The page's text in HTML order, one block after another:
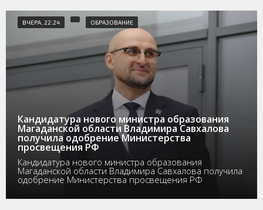
ВЧЕРА, 22:24 ОБРАЗОВАНИЕ
Кандидатура нового министра образования
Магаданской области Владимира Савхалова
получила одобрение Министерства
просвещения РФ
Кандидатура нового министра образования
Магаданской области Владимира Савхалова получила
одобрение Министерства просвещения РФ